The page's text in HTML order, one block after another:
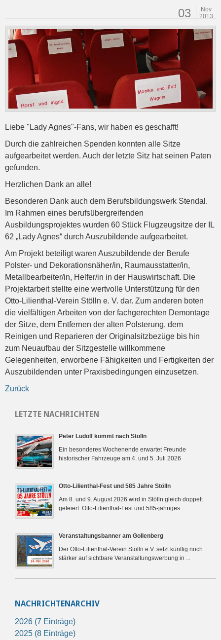
03
Nov
2013
Liebe "Lady Agnes"-Fans, wir haben es geschafft!
Durch die zahlreichen Spenden konnten alle Sitze
aufgearbeitet werden. Auch der letzte Sitz hat seinen Paten
gefunden.
Herzlichen Dank an alle!
Besonderen Dank auch dem Berufsbildungswerk Stendal.
Im Rahmen eines berufsübergreifenden
Ausbildungsprojektes wurden 60 Stück Flugzeugsitze der IL
62 „Lady Agnes“ durch Auszubildende aufgearbeitet.
Am Projekt beteiligt waren Auszubildende der Berufe
Polster- und Dekorationsnäher/in, Raumausstatter/in,
Metallbearbeiter/in, Helfer/in in der Hauswirtschaft. Die
Projektarbeit stellte eine wertvolle Unterstützung für den
Otto-Lilienthal-Verein Stölln e. V. dar. Zum anderen boten
die vielfältigen Arbeiten von der fachgerechten Demontage
der Sitze, dem Entfernen der alten Polsterung, dem
Reinigen und Reparieren der Originalsitzbezüge bis hin
zum Neuaufbau der Sitzgestelle willkommene
Gelegenheiten, erworbene Fähigkeiten und Fertigkeiten der
Auszubildenden unter Praxisbedingungen einzusetzen.
Zurück
LETZTE NACHRICHTEN
Peter Ludolf kommt nach Stölln
Ein besonderes Wochenende erwartet Freunde
historischer Fahrzeuge am 4. und 5. Juli 2026
Otto-Lilienthal-Fest und 585 Jahre Stölln
Am 8. und 9. August 2026 wird in Stölln gleich doppelt
gefeiert: Otto-Lilienthal-Fest und 585-jähriges ...
Veranstaltungsbanner am Gollenberg
Der Otto-Lilienthal-Verein Stölln e.V. setzt künftig noch
stärker auf sichtbare Veranstaltungswerbung in ...
NACHRICHTENARCHIV
2026 (7 Einträge)
2025 (8 Einträge)